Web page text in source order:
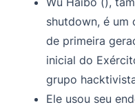
shutdown, é um
de primeira
inicial do
grupo
Ele usou seu